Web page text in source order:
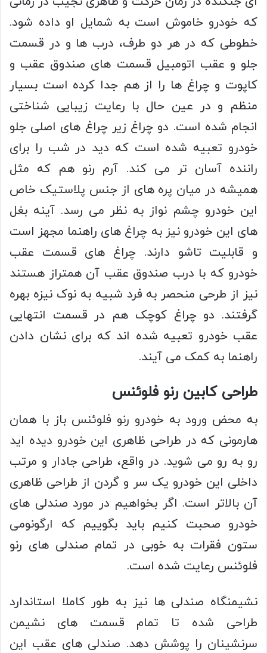
که خودرو خاموش است به شمایل او داده شود.
خطوطی که در هر دو طرف، درب ها و در قسمت
جلو و عقب اتومبیل قسمت های صندوق عقب و
کاپوت و چراغ ها را از هم جدا کرده است بسیار
منظم و در عین حال با رعایت زیبایی شناختی
انجام شده است. دو چراغ زیر چراغ های اصلی جلو
خودرو تعبیه شده است که دید در شب را برای
راننده آسان تر می کند. آرم رنو هم که مثل
همیشه در میان پره های از جنس پلاستیک خاص
این خودرو چشم نواز به نظر می رسد. آینه بغل
های این خودرو نیز به چراغ های راهنما مجهز است
و قابلیت تاشو دارند. چراغ های قسمت عقب
خودرو که با درب صندوق عقب آن همتراز هستند
نیز از طرحی منحصر به فرد شبیه به نوک نیزه بهره
گرفتند. دو چراغ کوچک هم در قسمت انتهایی
عقب خودرو تعبیه شده اند که برای نشان دادن
راهنما به کمک می آیند.
طراحی کابین رنو فلوئنس
به محض ورود به خودرو رنو فلوئنس باز با همان
هارمونی که در طراحی ظاهری این خودرو دیده اید
رو به رو می شوید. در واقع، طراحی جادار و مرتب
داخلی این خودرو یک سر و گردن از طراحی ظاهری
آن بالاتر است. اگر بخواهیم در مورد صندلی های
خودرو صحبت کنیم باید بگوییم که ارگونومی
ستون فقرات به خوبی در تمام صندلی های رنو
فلوئنس رعایت شده است.
نشیمنگاه صندلی ها نیز به طور کاملا استاندارد
طراحی شده تا تمام قسمت های نشیمن
سرنشینان را پوشش دهد. صندلی های عقب این